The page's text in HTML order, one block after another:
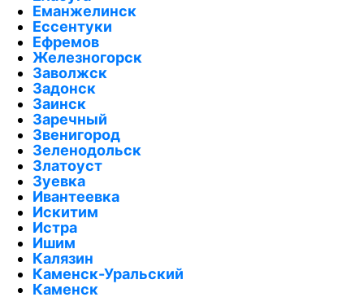
Еманжелинск
Ессентуки
Ефремов
Железногорск
Заволжск
Задонск
Заинск
Заречный
Звенигород
Зеленодольск
Златоуст
Зуевка
Ивантеевка
Искитим
Истра
Ишим
Калязин
Каменск-Уральский
Каменск